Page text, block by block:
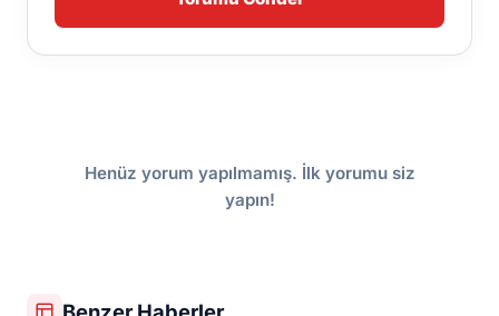
Henüz yorum yapılmamış. İlk yorumu siz
yapın!
Benzer Haberler